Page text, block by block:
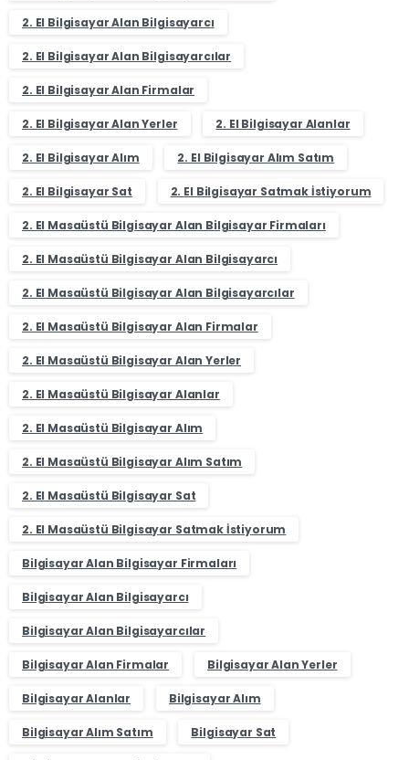
2. El Bilgisayar Alan Bilgisayarcı
2. El Bilgisayar Alan Bilgisayarcılar
2. El Bilgisayar Alan Firmalar
2. El Bilgisayar Alan Yerler 2. El Bilgisayar Alanlar
2. El Bilgisayar Alım 2. El Bilgisayar Alım Satım
2. El Bilgisayar Sat 2. El Bilgisayar Satmak İstiyorum
2. El Masaüstü Bilgisayar Alan Bilgisayar Firmaları
2. El Masaüstü Bilgisayar Alan Bilgisayarcı
2. El Masaüstü Bilgisayar Alan Bilgisayarcılar
2. El Masaüstü Bilgisayar Alan Firmalar
2. El Masaüstü Bilgisayar Alan Yerler
2. El Masaüstü Bilgisayar Alanlar
2. El Masaüstü Bilgisayar Alım
2. El Masaüstü Bilgisayar Alım Satım
2. El Masaüstü Bilgisayar Sat
2. El Masaüstü Bilgisayar Satmak İstiyorum
Bilgisayar Alan Bilgisayar Firmaları
Bilgisayar Alan Bilgisayarcı
Bilgisayar Alan Bilgisayarcılar
Bilgisayar Alan Firmalar Bilgisayar Alan Yerler
Bilgisayar Alanlar Bilgisayar Alım
Bilgisayar Alım Satım Bilgisayar Sat